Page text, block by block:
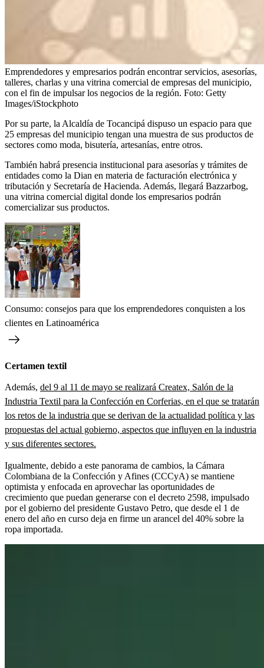
Emprendedores y empresarios podrán encontrar servicios, asesorías,
talleres, charlas y una vitrina comercial de empresas del municipio,
con el fin de impulsar los negocios de la región. Foto: Getty
Images/iStockphoto
Por su parte, la Alcaldía de Tocancipá dispuso un espacio para que
25 empresas del municipio tengan una muestra de sus productos de
sectores como moda, bisutería, artesanías, entre otros.
También habrá presencia institucional para asesorías y trámites de
entidades como la Dian en materia de facturación electrónica y
tributación y Secretaría de Hacienda. Además, llegará Bazzarbog,
una vitrina comercial digital donde los empresarios podrán
comercializar sus productos.
Consumo: consejos para que los emprendedores conquisten a los
clientes en Latinoamérica
Certamen textil
Además, del 9 al 11 de mayo se realizará Createx, Salón de la
Industria Textil para la Confección en Corferias, en el que se tratarán
los retos de la industria que se derivan de la actualidad política y las
propuestas del actual gobierno, aspectos que influyen en la industria
y sus diferentes sectores.
Igualmente, debido a este panorama de cambios, la Cámara
Colombiana de la Confección y Afines (CCCyA) se mantiene
optimista y enfocada en aprovechar las oportunidades de
crecimiento que puedan generarse con el decreto 2598, impulsado
por el gobierno del presidente Gustavo Petro, que desde el 1 de
enero del año en curso deja en firme un arancel del 40% sobre la
ropa importada.